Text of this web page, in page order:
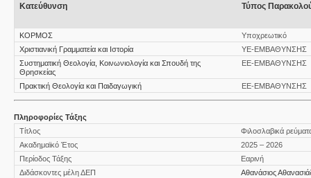
Κατεύθυνση Τύπος
ΚΟΡΜΟΣ
Υποχρεωτικό
Χριστιανική Γραμματεία και Ιστορία
ΥΕ-ΕΜΒΑΘΥΝΣΗΣ
Συστηματική Θεολογία, Κοινωνιολογία και Σπουδή της
Θρησκείας
ΕΕ-ΕΜΒΑΘΥΝΣΗΣ
Πρακτική Θεολογία και Παιδαγωγική ΕΕ-ΕΜΒΑΘΥΝΣΗΣ
Πληροφορίες Τάξης
Τίτλος
Φιλοσλαβικά
Ακαδημαϊκό Έτος
2025 – 2026
Περίοδος Τάξης
Εαρινή
Διδάσκοντες μέλη ΔΕΠ
Αθανάσιος